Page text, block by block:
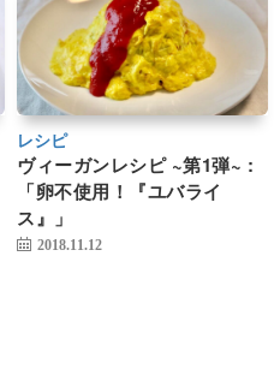
レシピ
ヴィーガンレシピ ~第1弾~ :
「卵不使用！『ユバライ
ス』」
2018.11.12